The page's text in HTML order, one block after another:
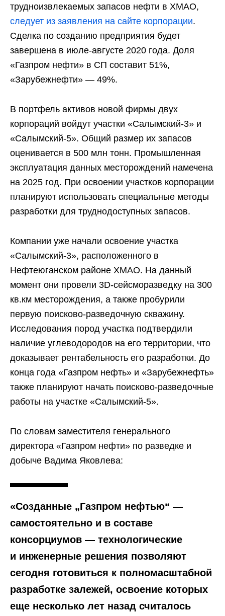
трудноизвлекаемых запасов нефти в ХМАО,
следует из заявления на сайте корпорации.
Сделка по созданию предприятия будет
завершена в июле-августе 2020 года. Доля
«Газпром нефти» в СП составит 51%,
«Зарубежнефти» — 49%.
В портфель активов новой фирмы двух
корпораций войдут участки «Салымский-3» и
«Салымский-5». Общий размер их запасов
оценивается в 500 млн тонн. Промышленная
эксплуатация данных месторождений намечена
на 2025 год. При освоении участков корпорации
планируют использовать специальные методы
разработки для труднодоступных запасов.
Компании уже начали освоение участка
«Салымский-3», расположенного в
Нефтеюганском районе ХМАО. На данный
момент они провели 3D-сейсморазведку на 300
кв.км месторождения, а также пробурили
первую поисково-разведочную скважину.
Исследования пород участка подтвердили
наличие углеводородов на его территории, что
доказывает рентабельность его разработки. До
конца года «Газпром нефть» и «Зарубежнефть»
также планируют начать поисково-разведочные
работы на участке «Салымский-5».
По словам заместителя генерального
директора «Газпром нефти» по разведке и
добыче Вадима Яковлева:
«Созданные „Газпром нефтью“ —
самостоятельно и в составе
консорциумов — технологические
и инженерные решения позволяют
сегодня готовиться к полномасштабной
разработке залежей, освоение которых
еще несколько лет назад считалось